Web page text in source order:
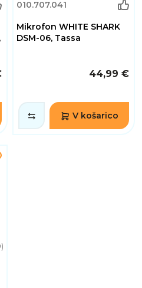
010.707.041
Mikrofon WHITE SHARK
DSM-06, Tassa
44,99 €
V košarico